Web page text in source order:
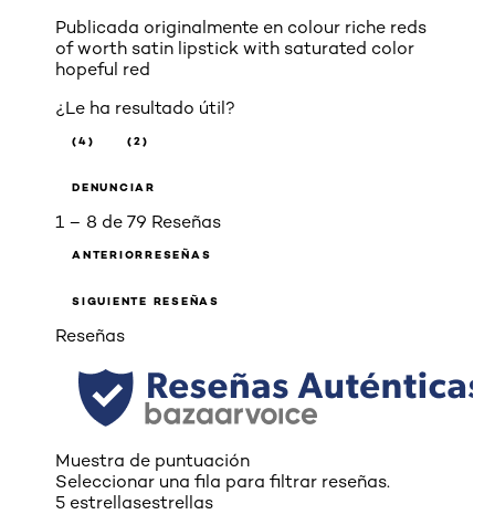
Publicada originalmente en colour riche reds
of worth satin lipstick with saturated color
hopeful red
¿Le ha resultado útil?
(4) (2)
DENUNCIAR
1 – 8 de 79 Reseñas
ANTERIORRESEÑAS
SIGUIENTE RESEÑAS
Reseñas
Muestra de puntuación
Seleccionar una fila para filtrar reseñas.
5 estrellasestrellas